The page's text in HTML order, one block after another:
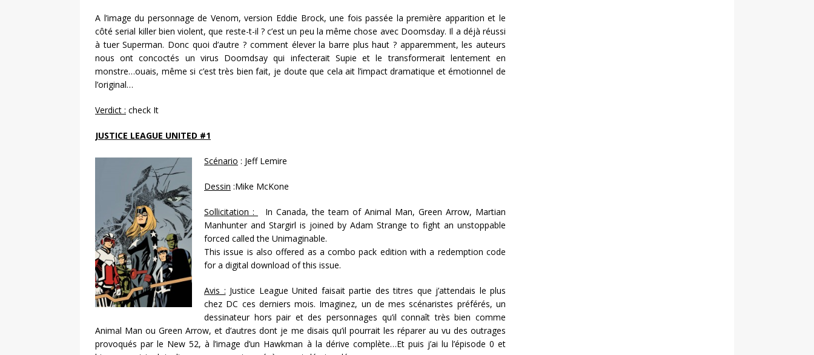
A l’image du personnage de Venom, version Eddie Brock, une fois passée la première apparition et le
côté serial killer bien violent, que reste-t-il ? c’est un peu la même chose avec Doomsday. Il a déjà réussi
à tuer Superman. Donc quoi d’autre ? comment élever la barre plus haut ? apparemment, les auteurs
nous ont concoctés un virus Doomdsay qui infecterait Supie et le transformerait lentement en
monstre…ouais, même si c’est très bien fait, je doute que cela ait l’impact dramatique et émotionnel de
l’original…
Verdict : check It
JUSTICE LEAGUE UNITED #1
Scénario : Jeff Lemire
Dessin :Mike McKone
Sollicitation :
In Canada, the team of Animal Man, Green Arrow, Martian
Manhunter and Stargirl is joined by Adam Strange to fight an unstoppable
forced called the Unimaginable.
This issue is also offered as a combo pack edition with a redemption code
for a digital download of this issue.
Avis : Justice League United faisait partie des titres que j’attendais le plus
chez DC ces derniers mois. Imaginez, un de mes scénaristes préférés, un
dessinateur hors pair et des personnages qu’il connaît très bien comme
Animal Man ou Green Arrow, et d’autres dont je me disais qu’il pourrait les réparer au vu des outrages
provoqués par le New 52, à l’image d’un Hawkman à la dérive complète…Et puis j’ai lu l’épisode 0 et